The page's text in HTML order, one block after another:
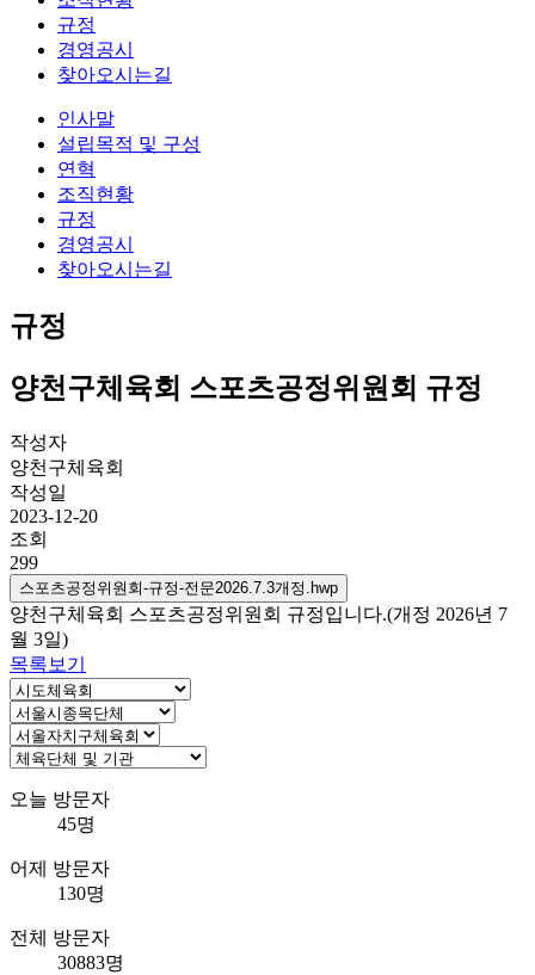
규정
경영공시
찾아오시는길
인사말
설립목적 및 구성
연혁
조직현황
규정
경영공시
찾아오시는길
규정
양천구체육회 스포츠공정위원회 규정
작성자
양천구체육회
작성일
2023-12-20
조회
299
스포츠공정위원회-규정-전문2026.7.3개정.hwp
양천구체육회 스포츠공정위원회 규정입니다.(개정 2026년 7
월 3일)
목록보기
오늘 방문자
45명
어제 방문자
130명
전체 방문자
30883명